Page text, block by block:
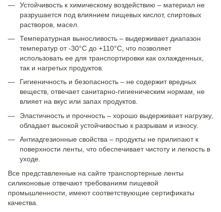
Устойчивость к химическому воздействию – материал не
разрушается под влиянием пищевых кислот, спиртовых
растворов, масел.
Температурная выносливость – выдерживает диапазон
температур от -30°C до +110°C, что позволяет
использовать ее для транспортировки как охлажденных,
так и нагретых продуктов.
Гигиеничность и безопасность – не содержит вредных
веществ, отвечает санитарно-гигиеническим нормам, не
влияет на вкус или запах продуктов.
Эластичность и прочность – хорошо выдерживает нагрузку,
обладает высокой устойчивостью к разрывам и износу.
Антиадгезионные свойства – продукты не прилипают к
поверхности ленты, что обеспечивает чистоту и легкость в
уходе.
Все представленные на сайте транспортерные ленты
силиконовые отвечают требованиям пищевой
промышленности, имеют соответствующие сертификаты
качества.